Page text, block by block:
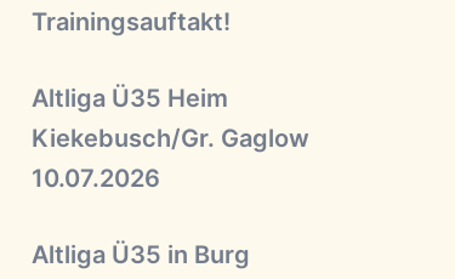
Trainingsauftakt!
Altliga Ü35 Heim
Kiekebusch/Gr. Gaglow
10.07.2026
Altliga Ü35 in Burg